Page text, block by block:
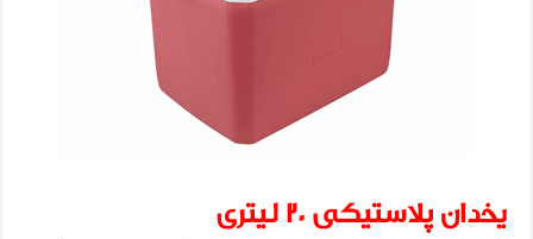
یخدان پلاستیکی 20 لیتری